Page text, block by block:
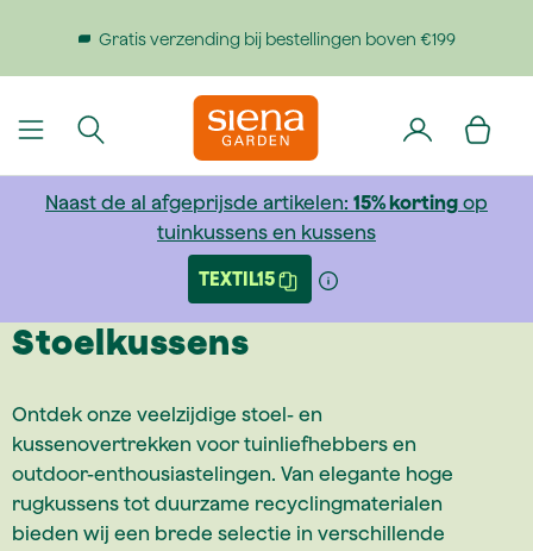
Gratis verzending bij bestellingen boven €199
Naast de al afgeprijsde artikelen: 15% korting op
tuinkussens en kussens
TEXTIL15
Stoelkussens
Ontdek onze veelzijdige stoel- en
kussenovertrekken voor tuinliefhebbers en
outdoor-enthousiastelingen. Van elegante hoge
rugkussens tot duurzame recyclingmaterialen
bieden wij een brede selectie in verschillende